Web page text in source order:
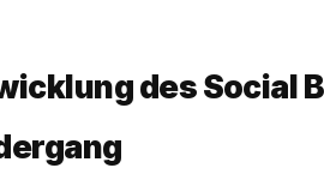
des Social